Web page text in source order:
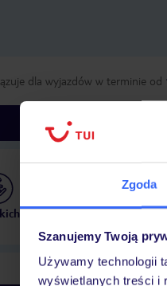
Zgoda
Szanujemy Twoją
Używamy technologii
wyświetlanych treści i
dla wyjazdów w terminie od
cen
Największe